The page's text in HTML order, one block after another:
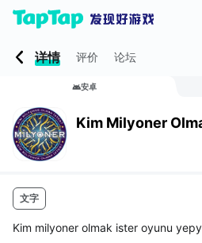
详情 评价 论坛
安卓
Kim Milyoner
文字
Kim milyoner olmak ister oyunu